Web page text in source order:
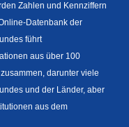
Zahlen und Kennziffern
Datenbank der
führt
aus über 100
darunter viele
und der Länder, aber
aus dem